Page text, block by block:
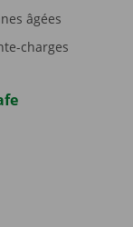
âgées
charges